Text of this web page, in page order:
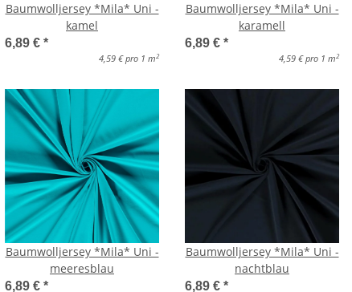
Baumwolljersey *Mila* Uni -
kamel
6,89 € *
4,59 € pro 1 m2
Baumwolljersey *Mila* Uni -
karamell
6,89 € *
4,59 € pro 1 m2
Baumwolljersey *Mila* Uni -
meeresblau
6,89 € *
Baumwolljersey *Mila* Uni -
nachtblau
6,89 € *